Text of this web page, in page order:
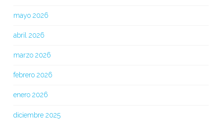
mayo 2026
abril 2026
marzo 2026
febrero 2026
enero 2026
diciembre 2025